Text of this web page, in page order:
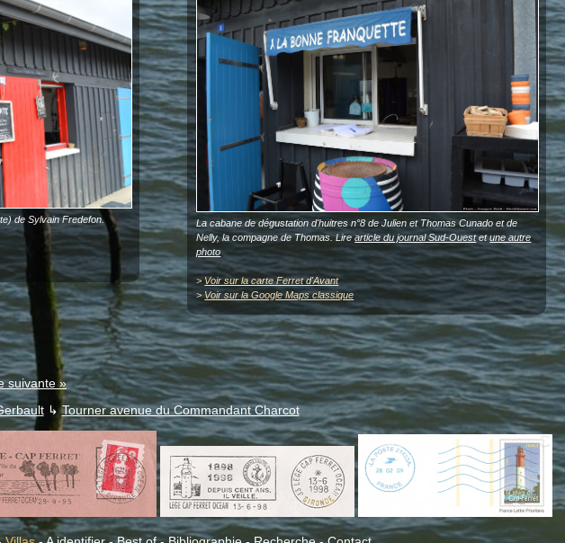
de Sylvain Fredefon.
La cabane de dégustation d'huitres n°8 de Julien et Thomas Cunado et de
Nelly, la compagne de Thomas. Lirearticle du journal Sud-Ouestetune autre
photo
> Voir sur la carte Ferret d'Avant
>Voir sur la Google Maps classique
suivante »
↳Tourner avenue du Commandant Charcot